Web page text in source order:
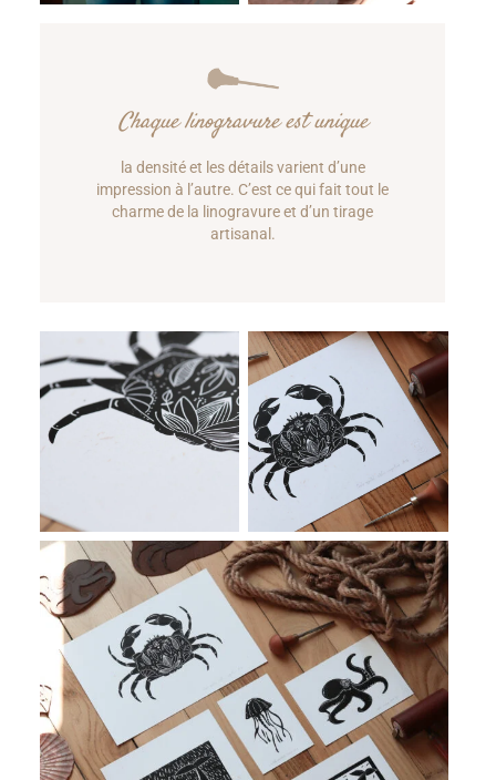
Chaque linogravure est unique
la densité et les détails varient d’une
impression à l’autre. C’est ce qui fait tout le
charme de la linogravure et d’un tirage
artisanal.